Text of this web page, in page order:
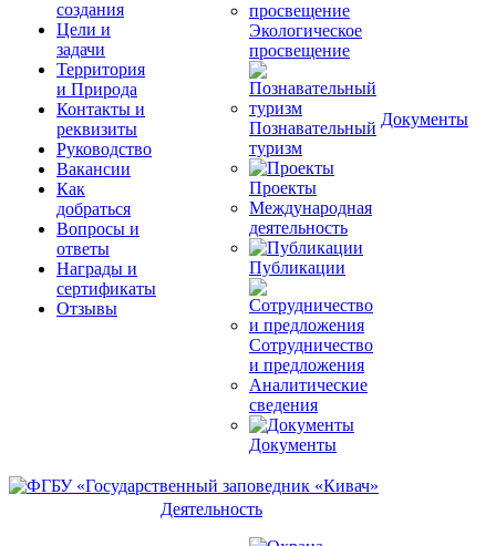
создания
Цели и
задачи
Территория
и Природа
Контакты и
реквизиты
Руководство
Вакансии
Как
добраться
Вопросы и
ответы
Награды и
сертификаты
Отзывы
Экологическое
просвещение
Познавательный
туризм
Проекты
Международная
деятельность
Публикации
Сотрудничество
и предложения
Аналитические
сведения
Документы
Документы
Деятельность